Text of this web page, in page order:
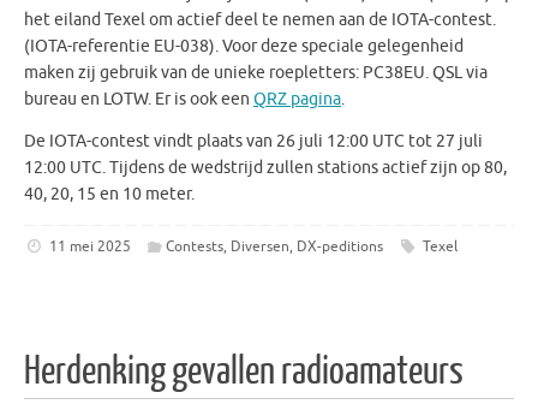
het eiland Texel om actief deel te nemen aan de IOTA-contest.
(IOTA-referentie EU-038). Voor deze speciale gelegenheid
maken zij gebruik van de unieke roepletters: PC38EU. QSL via
bureau en LOTW. Er is ook een QRZ pagina.
De IOTA-contest vindt plaats van 26 juli 12:00 UTC tot 27 juli
12:00 UTC. Tijdens de wedstrijd zullen stations actief zijn op 80,
40, 20, 15 en 10 meter.
11 mei 2025 Contests, Diversen, DX-peditions Texel
Herdenking gevallen radioamateurs